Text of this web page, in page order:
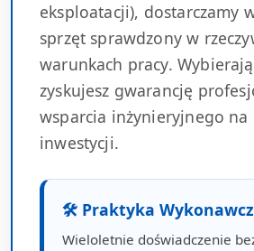
eksploatacji), dostarczamy
sprzęt sprawdzony w
warunkach pracy.
zyskujesz gwarancję
wsparcia inżynieryjnego na
inwestycji.
🛠 Praktyka
Wieloletnie doświadczenie